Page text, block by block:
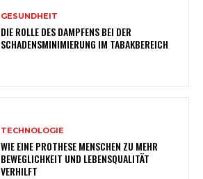
GESUNDHEIT
DIE ROLLE DES DAMPFENS BEI DER
SCHADENSMINIMIERUNG IM TABAKBEREICH
TECHNOLOGIE
WIE EINE PROTHESE MENSCHEN ZU MEHR
BEWEGLICHKEIT UND LEBENSQUALITÄT
VERHILFT